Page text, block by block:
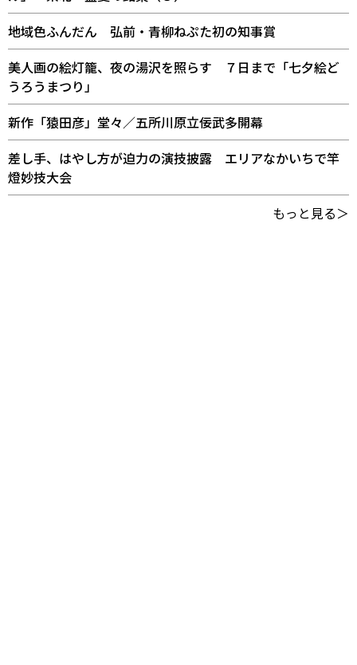
地域色ふんだん 弘前・青柳ねぷた初の知事賞
美人画の絵灯籠、夜の湯沢を照らす ７日まで「七夕絵ど
うろうまつり」
新作「猿田彦」堂々／五所川原立佞武多開幕
差し手、はやし方が迫力の演技披露 エリアなかいちで竿
燈妙技大会
もっと見る＞